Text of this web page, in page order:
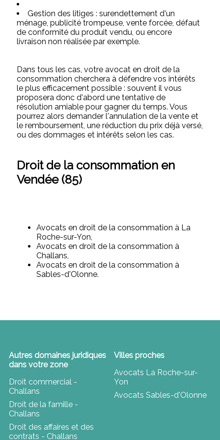
Gestion des litiges : surendettement d'un
ménage, publicité trompeuse, vente forcée, défaut
de conformité du produit vendu, ou encore
livraison non réalisée par exemple.
Dans tous les cas, votre avocat en droit de la
consommation cherchera à défendre vos intérêts
le plus efficacement possible : souvent il vous
proposera donc d'abord une tentative de
résolution amiable pour gagner du temps. Vous
pourrez alors demander l'annulation de la vente et
le remboursement, une réduction du prix déjà versé,
ou des dommages et intérêts selon les cas.
Droit de la consommation en
Vendée (85)
Avocats en droit de la consommation à La
Roche-sur-Yon,
Avocats en droit de la consommation à
Challans,
Avocats en droit de la consommation à
Sables-d'Olonne.
Autres domaines juridiques
dans votre zone
Droit commercial -
Challans
Droit de la famille -
Challans
Droit des affaires et des
contrats - Challans
Villes proches
Avocats La Roche-sur-
Yon
Avocats Sables-d'Olonne